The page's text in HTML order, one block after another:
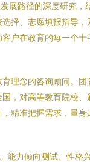
展路径的深度研究，
择、志愿填报指导
户在教育的每一个十
理念的咨询顾问。
，对高等教育院校
精准把握需求，量身
能力倾向测试、性格